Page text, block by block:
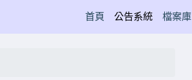
首頁(current)
公告系統 檔案庫